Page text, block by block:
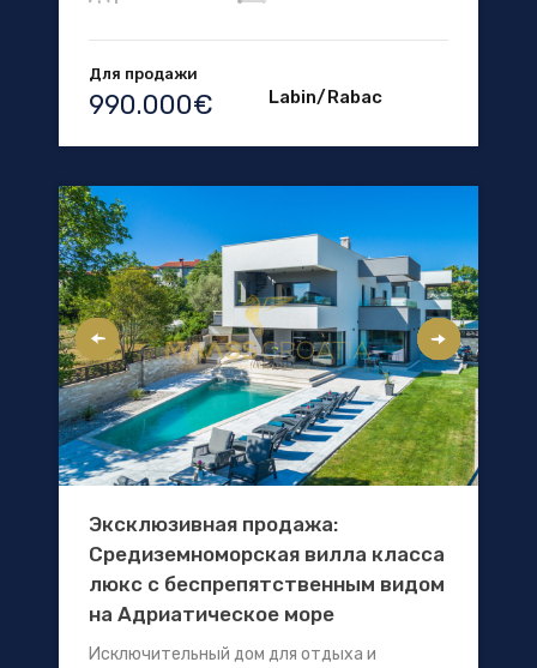
Для продажи
990.000€ Labin/Rabac
Эксклюзивная продажа:
Средиземноморская вилла класса
люкс с беспрепятственным видом
на Адриатическое море
Исключительный дом для отдыха и